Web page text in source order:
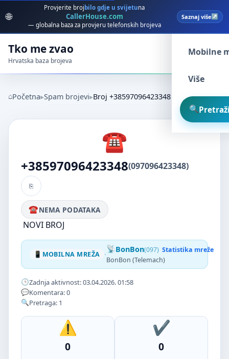
🌐
Provjerite broj bilo gdje u svijetuna
CallerHouse.com
— globalna baza za provjeru telefonskih brojeva
Saznaj više
Tko me zvao
Hrvatska baza brojeva
Spam
Mobilne
Više
Početna Spam brojevi Broj +38597096423348
+38597096423348(097096423348)
NEMA PODATAKA
NOVI BROJ
MOBILNA MREŽA · BonBon(097) Statistika mreže
BonBon (Telemach)
Zadnja aktivnost: 03.04.2026. 01:58
Komentara: 0
Pretraga: 1
0 0